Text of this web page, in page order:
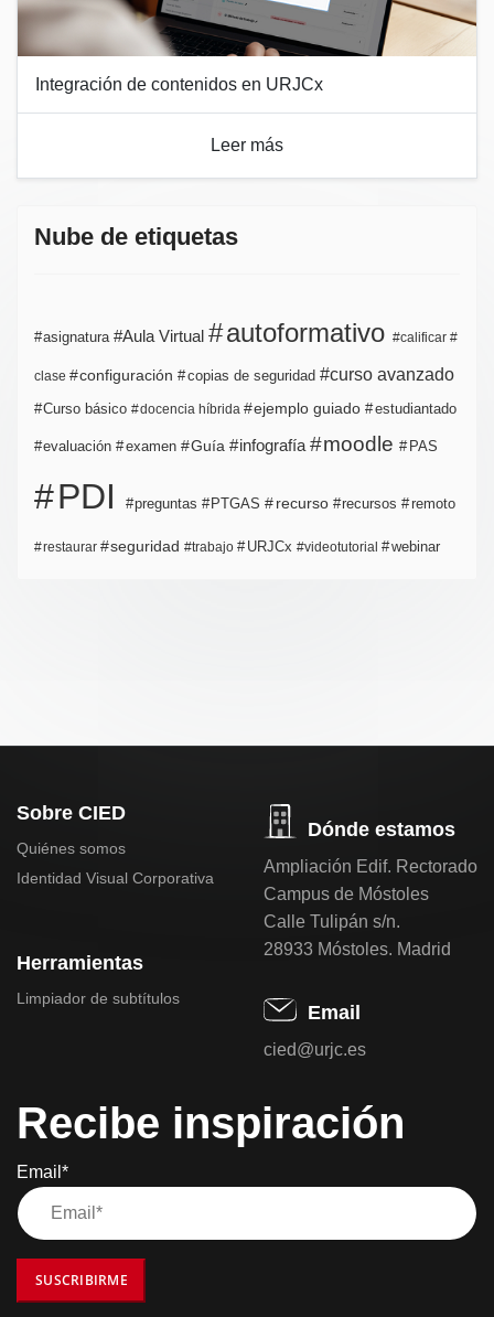
Integración de contenidos en URJCx
Leer más
Nube de etiquetas
asignatura Aula Virtual autoformativo calificar
clase configuración copias de seguridad curso avanzado
Curso básico docencia híbrida ejemplo guiado estudiantado
evaluación examen Guía infografía moodle PAS
PDI preguntas PTGAS recurso recursos remoto
restaurar seguridad trabajo URJCx videotutorial webinar
Sobre CIED
Quiénes somos
Identidad Visual Corporativa
Herramientas
Limpiador de subtítulos
Dónde estamos
Ampliación Edif. Rectorado
Campus de Móstoles
Calle Tulipán s/n.
28933 Móstoles. Madrid
Email
cied@urjc.es
Recibe inspiración
Email*
SUSCRIBIRME